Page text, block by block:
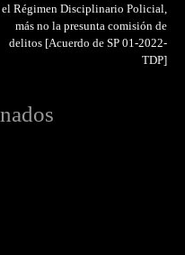
el Régimen Disciplinario Policial,
más no la presunta comisión de
delitos [Acuerdo de SP 01-2022-
TDP]